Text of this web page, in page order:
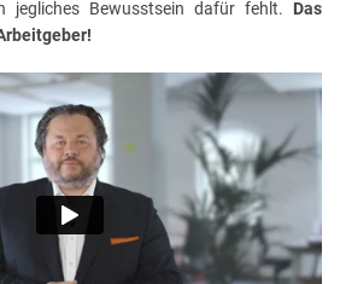
jegliches Bewusstsein dafür fehlt. Das